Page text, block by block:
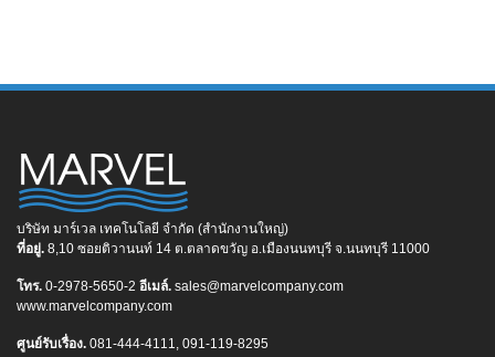
บริษัท มาร์เวล เทคโนโลยี จำกัด (สำนักงานใหญ่)
ที่อยู่. 8,10 ซอยติวานนท์ 14 ต.ตลาดขวัญ อ.เมืองนนทบุรี จ.นนทบุรี 11000
โทร. 0-2978-5650-2 อีเมล์. sales@marvelcompany.com
www.marvelcompany.com
ศูนย์รับเรื่อง. 081-444-4111, 091-119-8295